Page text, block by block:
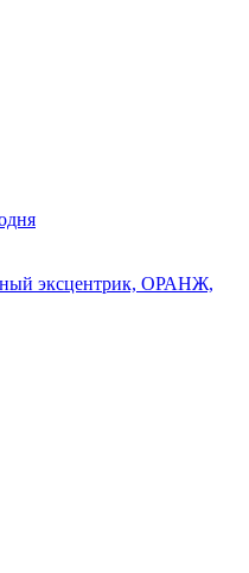
эксцентрик, ОРАНЖ,